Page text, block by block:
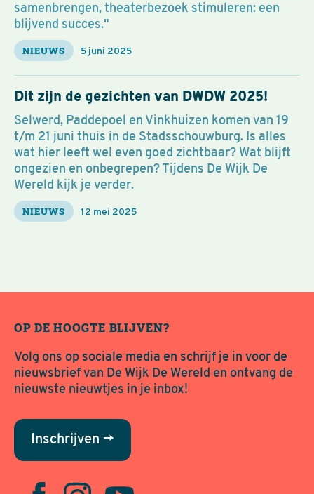
samenbrengen, theaterbezoek stimuleren: een
blijvend succes."
NIEUWS 5 juni 2025
Dit zijn de gezichten van DWDW 2025!
Selwerd, Paddepoel en Vinkhuizen komen van 19
t/m 21 juni thuis in de Stadsschouwburg. Is alles
wat hier leeft wel even goed zichtbaar? Wat blijft
ongezien en onbegrepen? Tijdens De Wijk De
Wereld kijk je verder.
NIEUWS 12 mei 2025
OP DE HOOGTE BLIJVEN?
Volg ons op sociale media en schrijf je in voor de
nieuwsbrief van De Wijk De Wereld en ontvang de
nieuwste nieuwtjes in je inbox!
Inschrijven →